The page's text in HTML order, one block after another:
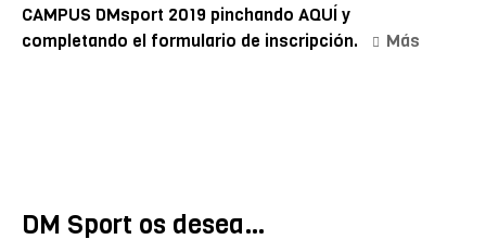
CAMPUS DMsport 2019 pinchando AQUÍ y
completando el formulario de inscripción.
Más
DM Sport os desea…